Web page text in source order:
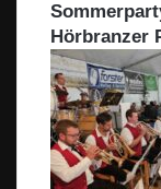
Hörbranzer